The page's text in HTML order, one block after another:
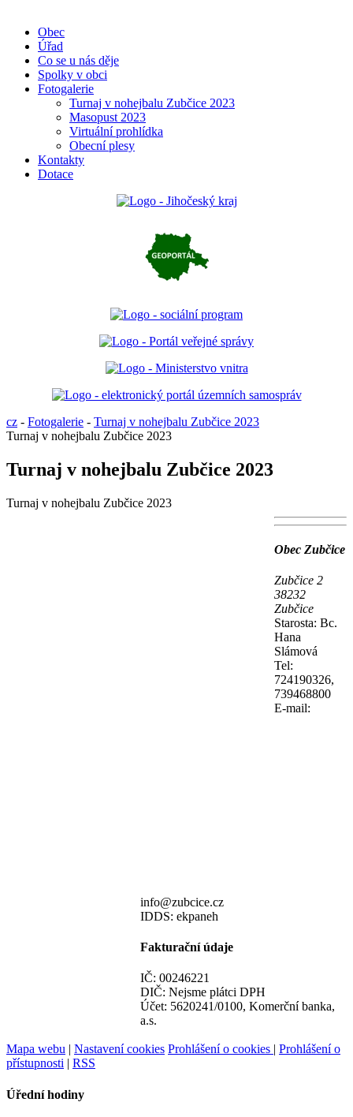
Obec
Úřad
Co se u nás děje
Spolky v obci
Fotogalerie
Turnaj v nohejbalu Zubčice 2023
Masopust 2023
Virtuální prohlídka
Obecní plesy
Kontakty
Dotace
cz - Fotogalerie - Turnaj v nohejbalu Zubčice 2023
Turnaj v nohejbalu Zubčice 2023
Turnaj v nohejbalu Zubčice 2023
Turnaj v nohejbalu Zubčice 2023
Obec Zubčice
Zubčice 2
38232
Zubčice
Starosta: Bc.
Hana
Slámová
Tel:
724190326,
739468800
E-mail:
info@zubcice.cz
IDDS: ekpaneh
Fakturační údaje
IČ: 00246221
DIČ: Nejsme plátci DPH
Účet: 5620241/0100, Komerční banka,
a.s.
Mapa webu | Nastavení cookies Prohlášení o cookies | Prohlášení o
přístupnosti | RSS
Úřední hodiny